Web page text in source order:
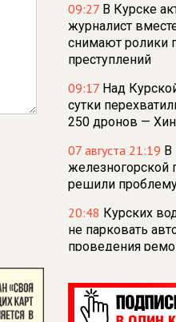
09:27 В Курске
журналист
снимают ролики
преступлений
09:17 Над
сутки
250 дронов —
07 августа 21:19 В
железногорской
решили
20:48 Курских
не парковать
проведения
предупреждает о
сильных